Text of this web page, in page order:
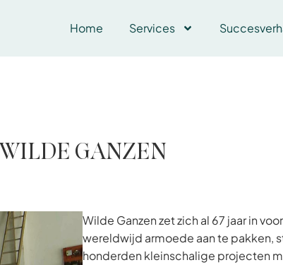
Home Services
WILDE GANZEN
Wilde Ganzen zet zich al 67 jaar in
wereldwijd armoede aan te pakken,
honderden kleinschalige projecten